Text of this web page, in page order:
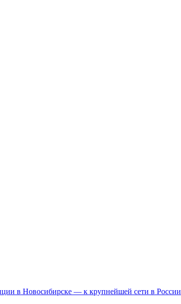
в Новосибирске — к крупнейшей сети в России